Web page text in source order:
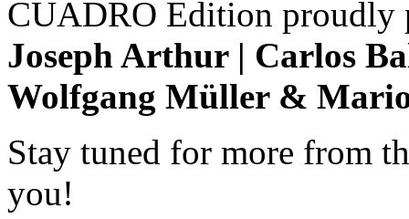
CUADRO Edition proudly
Joseph Arthur | Carlos
Wolfgang Müller &
Stay tuned for more from
you!